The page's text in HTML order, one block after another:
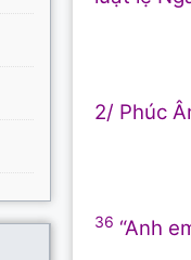
2/ Phúc
36 “Anh